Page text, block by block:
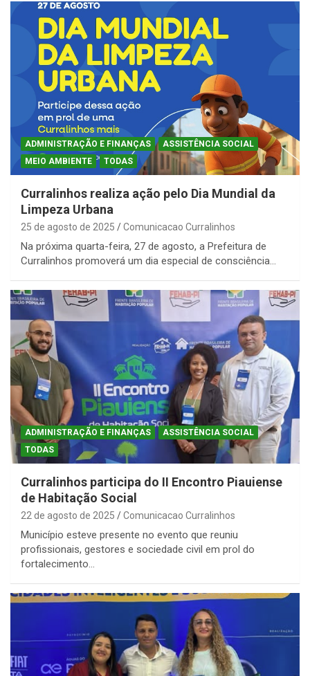
ADMINISTRAÇÃO E FINANÇAS
ASSISTÊNCIA SOCIAL
MEIO AMBIENTE
TODAS
Curralinhos realiza ação pelo Dia Mundial da
Limpeza Urbana
25 de agosto de 2025 Comunicacao Curralinhos
Na próxima quarta-feira, 27 de agosto, a Prefeitura de
Curralinhos promoverá um dia especial de consciência…
ADMINISTRAÇÃO E FINANÇAS
ASSISTÊNCIA SOCIAL
TODAS
Curralinhos participa do II Encontro Piauiense
de Habitação Social
22 de agosto de 2025 Comunicacao Curralinhos
Município esteve presente no evento que reuniu
profissionais, gestores e sociedade civil em prol do
fortalecimento…